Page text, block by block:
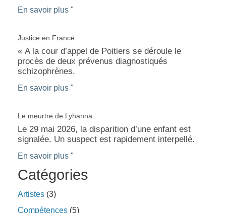
En savoir plus "
Justice en France
« A la cour d’appel de Poitiers se déroule le
procès de deux prévenus diagnostiqués
schizophrènes.
En savoir plus "
Le meurtre de Lyhanna
Le 29 mai 2026, la disparition d’une enfant est
signalée. Un suspect est rapidement interpellé.
En savoir plus "
Catégories
Artistes (3)
Compétences (5)